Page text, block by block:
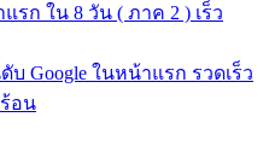
รก ใน 8 วัน ( ภาค 2 ) เร็ว
Google ในหน้าแรก รวดเร็ว
อน